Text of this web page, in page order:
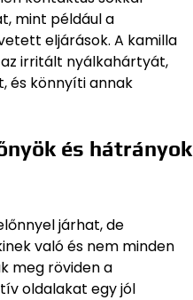
mint például a
eljárások. A kamilla
irritált nyálkahártyát,
és könnyíti annak
és hátrányok
járhat, de
való és nem minden
meg röviden a
oldalakat egy jól